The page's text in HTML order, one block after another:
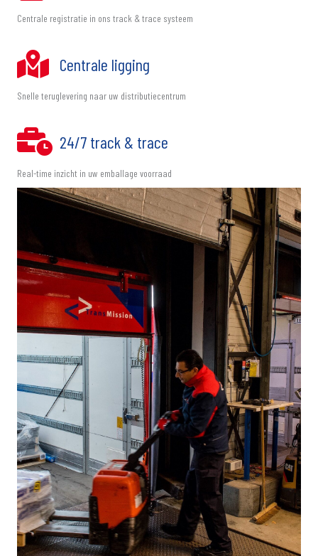
Centrale registratie in ons track & trace systeem
Centrale ligging
Snelle teruglevering naar uw distributiecentrum
24/7 track & trace
Real-time inzicht in uw emballage voorraad